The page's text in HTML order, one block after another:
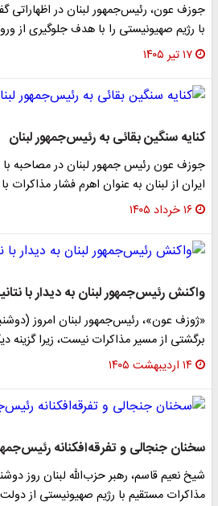
جوزف عون، رئیس‌جمهور لبنان در اظهاراتی
با رژیم صهیونیستی را با هدف جلوگیری از
۱۷ تیر ۱۴۰۵
کنایه سنگین بقائی به رئیس‌جمهور لبنان
جوزف عون رئیس جمهور لبنان در مصاحبه
ایران از لبنان به عنوان اهرم فشار مذاکرات
۱۶ خرداد ۱۴۰۵
واکنش رئیس‌جمهور لبنان به دیدار با
«ژوزف عون»، رئیس‌جمهور لبنان امروز
برگشتی از مسیر مذاکرات نیست، زیرا گزینه
۱۴ اردیبهشت ۱۴۰۵
سخنان جنجالی و تفرقه‌افکنانه
شیخ نعیم قاسم، رهبر حزب‌الله لبنان روز
مذاکرات مستقیم با رژیم صهیونیستی از